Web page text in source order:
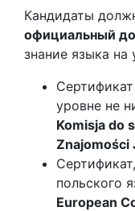
Кандидаты
официальный
знание языка на
уровне не
Komisja do
Znajomości
польского
European